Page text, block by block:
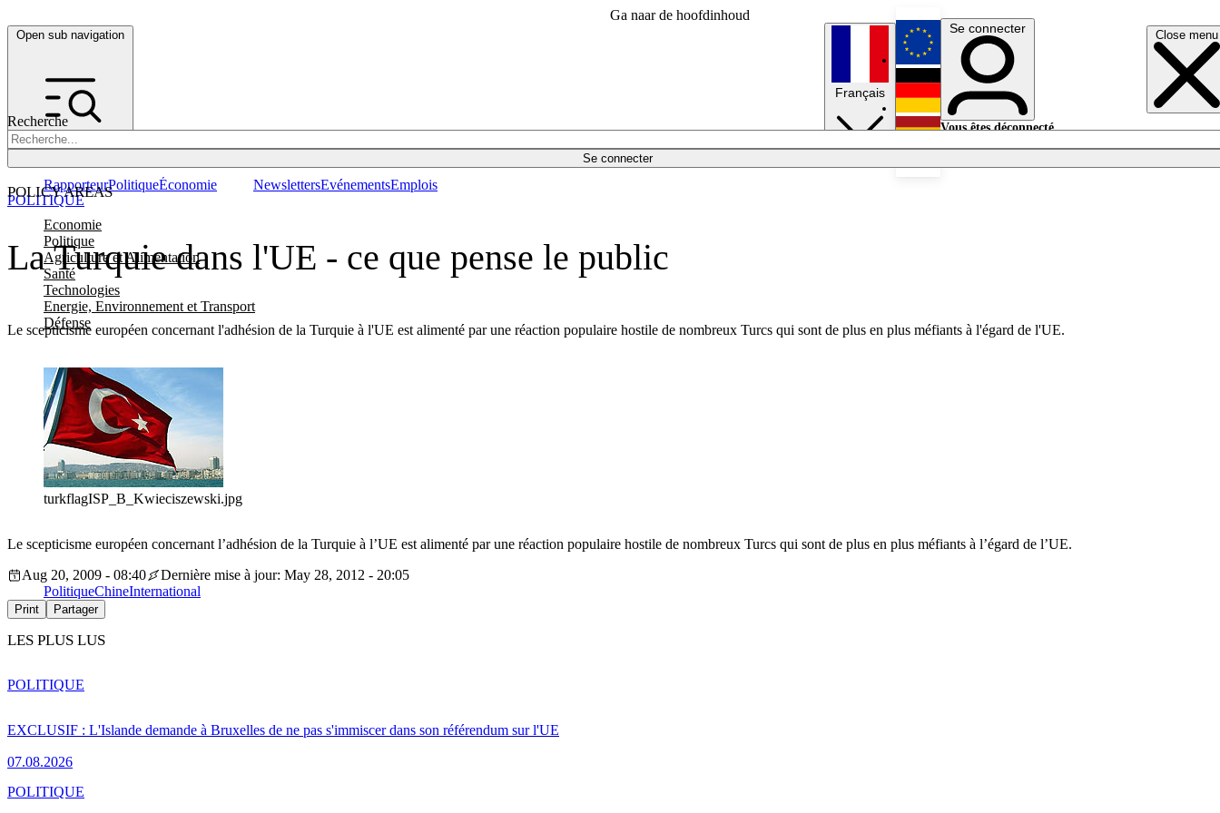
Ga naar de hoofdinhoud
Open sub navigation Close menu
Recherche
Se connecter
POLICY AREAS
Economie
Politique
Agriculture et Alimentation
Santé
Technologies
Energie, Environnement et Transport
Défense
RapporteurPolitiqueÉconomie NewslettersEvénementsEmplois
Français
English
Deutsch
Se connecter
Vous êtes déconnecté.
La Turquie dans l'UE - ce que pense le public
Le scepticisme européen concernant l'adhésion de la Turquie à l'UE est alimenté par une réaction populaire hostile de nombreux Turcs qui sont de plus en plus méfiants à l'égard de l'UE.
POLITIQUE
turkflagISP_B_Kwieciszewski.jpg
Le scepticisme européen concernant l’adhésion de la Turquie à l’UE est alimenté par une réaction populaire hostile de nombreux Turcs qui sont de plus en plus méfiants à l’égard de l’UE.
Aug 20, 2009 - 08:40
Dernière mise à jour: May 28, 2012 - 20:05
PolitiqueChineInternational
Print Partager
LES PLUS LUS
EXCLUSIF : L'Islande demande à Bruxelles de ne pas s'immiscer dans son référendum sur l'UE
07.08.2026
POLITIQUE
POLITIQUE